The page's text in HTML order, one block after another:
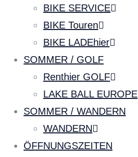
BIKE SERVICE
BIKE Touren
BIKE LADEhier
SOMMER / GOLF
Renthier GOLF
LAKE BALL EUROPE
SOMMER / WANDERN
WANDERN
ÖFFNUNGSZEITEN